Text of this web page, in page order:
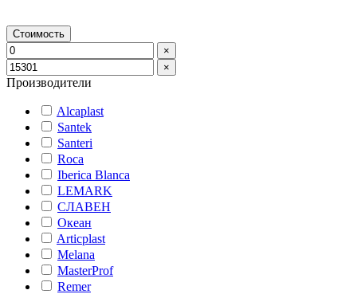
Стоимость
×
×
Производители
Alcaplast
Santek
Santeri
Roca
Iberica Blanca
LEMARK
СЛАВЕН
Океан
Articplast
Melana
MasterProf
Remer